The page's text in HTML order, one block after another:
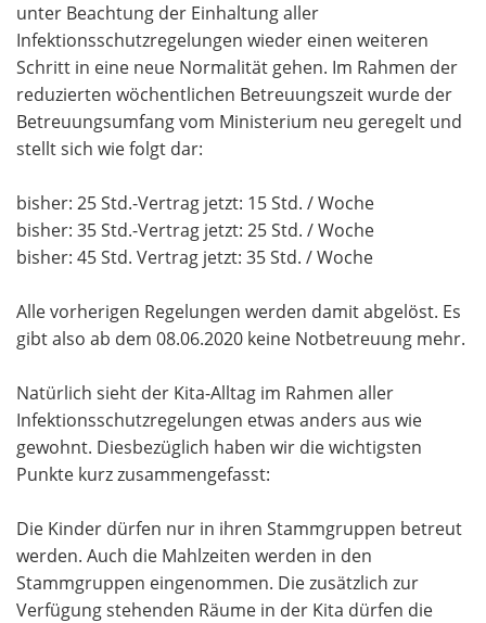
unter Beachtung der Einhaltung aller
Infektionsschutzregelungen wieder einen weiteren
Schritt in eine neue Normalität gehen. Im Rahmen der
reduzierten wöchentlichen Betreuungszeit wurde der
Betreuungsumfang vom Ministerium neu geregelt und
stellt sich wie folgt dar:
bisher: 25 Std.-Vertrag jetzt: 15 Std. / Woche
bisher: 35 Std.-Vertrag jetzt: 25 Std. / Woche
bisher: 45 Std. Vertrag jetzt: 35 Std. / Woche
Alle vorherigen Regelungen werden damit abgelöst. Es
gibt also ab dem 08.06.2020 keine Notbetreuung mehr.
Natürlich sieht der Kita-Alltag im Rahmen aller
Infektionsschutzregelungen etwas anders aus wie
gewohnt. Diesbezüglich haben wir die wichtigsten
Punkte kurz zusammengefasst:
Die Kinder dürfen nur in ihren Stammgruppen betreut
werden. Auch die Mahlzeiten werden in den
Stammgruppen eingenommen. Die zusätzlich zur
Verfügung stehenden Räume in der Kita dürfen die